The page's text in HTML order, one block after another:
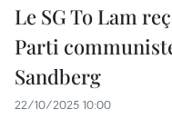
Le SG To Lam
Parti
Sandberg
22/10/2025 10:00